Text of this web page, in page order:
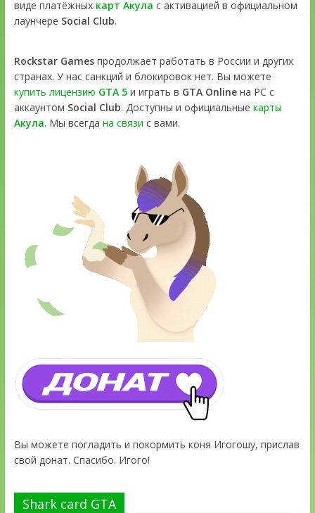
виде платёжных карт Акула с активацией в официальном
лаунчере Social Club.
Rockstar Gamesпродолжает работать в России и других
странах. У нас санкций и блокировок нет. Вы можете
купить лицензию GTA 5и играть в GTA Onlineна PC с
аккаунтом Social Club. Доступны и официальные карты
Акула. Мы всегда на связи с вами.
Вы можете погладить и покормить коня Игогошу, прислав
свой донат. Спасибо. Игого!
Shark card GTA